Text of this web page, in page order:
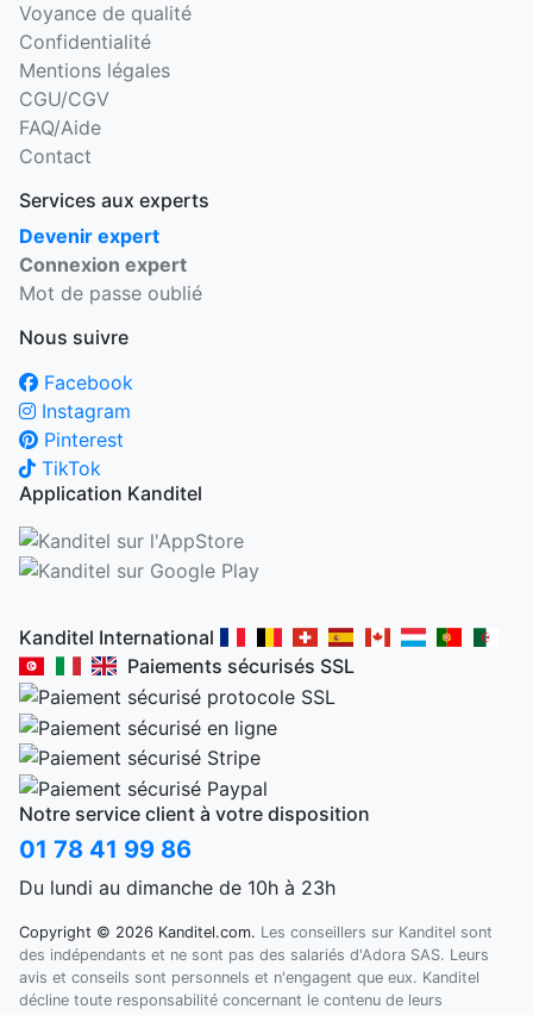
Voyance de qualité
Confidentialité
Mentions légales
CGU/CGV
FAQ/Aide
Contact
Services aux experts
Devenir expert
Connexion expert
Mot de passe oublié
Nous suivre
Facebook
Instagram
Pinterest
TikTok
Application Kanditel
Kanditel International
Paiements sécurisés SSL
Notre service client à votre disposition
01 78 41 99 86
Du lundi au dimanche de 10h à 23h
Copyright © 2026 Kanditel.com. Les conseillers sur Kanditel sont
des indépendants et ne sont pas des salariés d'Adora SAS. Leurs
avis et conseils sont personnels et n'engagent que eux. Kanditel
décline toute responsabilité concernant le contenu de leurs